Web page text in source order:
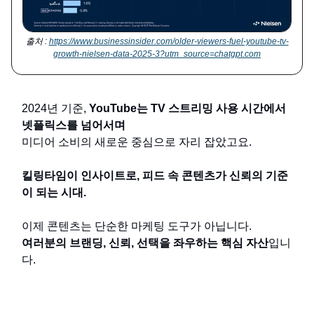
출처 : https://www.businessinsider.com/older-viewers-fuel-youtube-tv-
growth-nielsen-data-2025-3?utm_source=chatgpt.com
2024년 기준, YouTube는 TV 스트리밍 사용 시간에서
넷플릭스를 넘어서며
미디어 소비의 새로운 중심으로 자리 잡았고요.
킬링타임이 인사이트로, 피드 속 콘텐츠가 신뢰의 기준
이 되는 시대.
이제 콘텐츠는 단순한 마케팅 도구가 아닙니다.
여러분의 브랜딩, 신뢰, 선택을 좌우하는 핵심 자산입니
다.